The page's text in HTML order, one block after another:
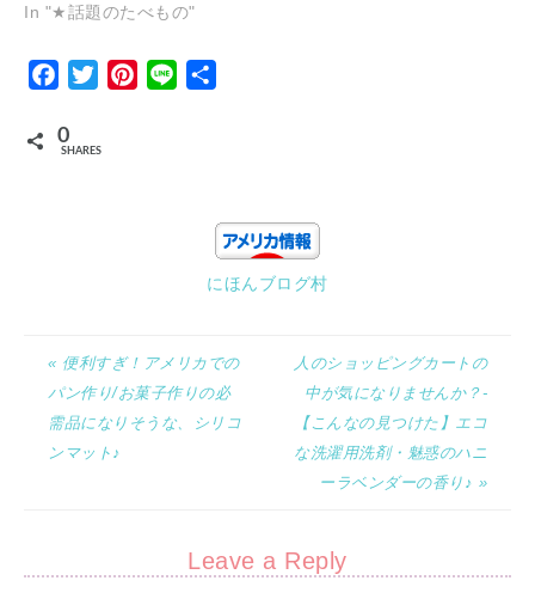
In "★話題のたべもの"
Facebook
TwitterPinterest
Line
0
SHARES
にほんブログ村
« 便利すぎ！アメリカでの
パン作り/お菓子作りの必
需品になりそうな、シリコ
ンマット♪
人のショッピングカートの
中が気になりませんか？-
【こんなの見つけた】エコ
な洗濯用洗剤・魅惑のハニ
ーラベンダーの香り♪ »
Leave a Reply